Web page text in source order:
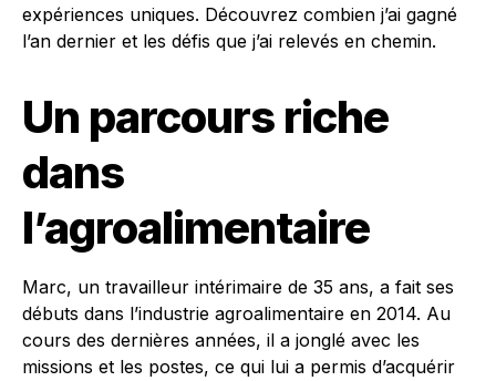
expériences uniques. Découvrez combien j’ai gagné
l’an dernier et les défis que j’ai relevés en chemin.
Un parcours riche
dans
l’agroalimentaire
Marc, un travailleur intérimaire de 35 ans, a fait ses
débuts dans l’industrie agroalimentaire en 2014. Au
cours des dernières années, il a jonglé avec les
missions et les postes, ce qui lui a permis d’acquérir